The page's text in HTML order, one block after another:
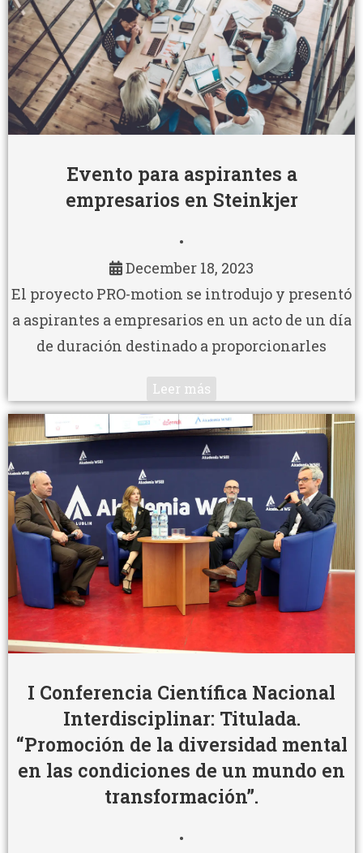
Evento para aspirantes a
empresarios en Steinkjer
•
December 18, 2023
El proyecto PRO-motion se introdujo y presentó
a aspirantes a empresarios en un acto de un día
de duración destinado a proporcionarles
Leer más
I Conferencia Científica Nacional
Interdisciplinar: Titulada.
“Promoción de la diversidad mental
en las condiciones de un mundo en
transformación”.
•